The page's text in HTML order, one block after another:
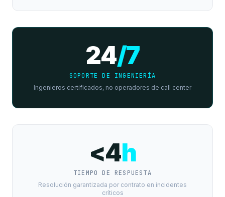
24/7
SOPORTE DE INGENIERÍA
Ingenieros certificados, no operadores de call center
<4h
TIEMPO DE RESPUESTA
Resolución garantizada por contrato en incidentes
críticos